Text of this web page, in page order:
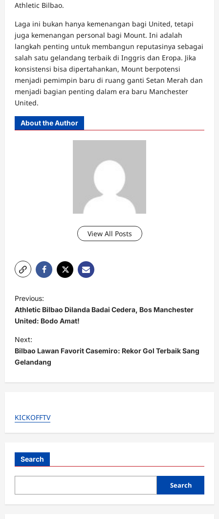
Athletic Bilbao.
Laga ini bukan hanya kemenangan bagi United, tetapi
juga kemenangan personal bagi Mount. Ini adalah
langkah penting untuk membangun reputasinya sebagai
salah satu gelandang terbaik di Inggris dan Eropa. Jika
konsistensi bisa dipertahankan, Mount berpotensi
menjadi pemimpin baru di ruang ganti Setan Merah dan
menjadi bagian penting dalam era baru Manchester
United.
About the Author
View All Posts
o
s
t
n
a
v
g
o
Previous:
Athletic Bilbao Dilanda Badai Cedera, Bos Manchester
United: Bodo Amat!
Next:
Bilbao Lawan Favorit Casemiro: Rekor Gol Terbaik Sang
Gelandang
KICKOFFTV
Search
Search